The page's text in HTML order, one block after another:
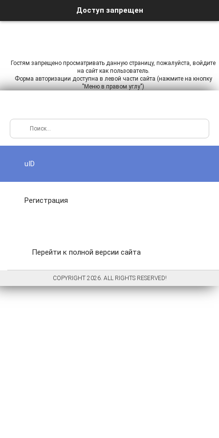
Доступ запрещен
Гостям запрещено просматривать данную страницу, пожалуйста, войдите
на сайт как пользователь.
Форма авторизации доступна в левой части сайта (нажмите на кнопку
"Меню в правом углу")
uID
Регистрация
Перейти к полной версии сайта
COPYRIGHT 2026. ALL RIGHTS RESERVED!